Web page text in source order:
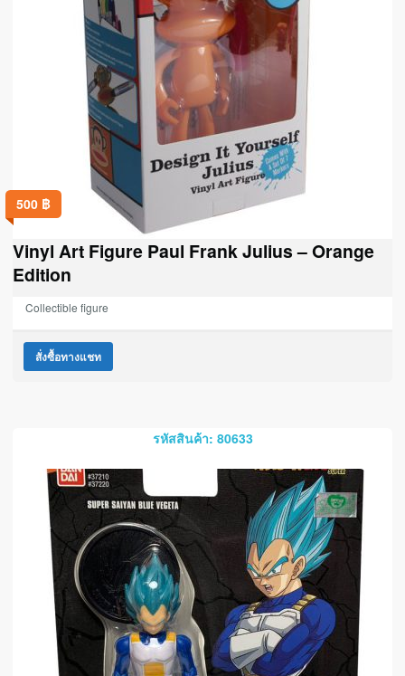
500 ฿
Vinyl Art Figure Paul Frank Julius – Orange
Edition
Collectible figure
สั่งซื้อทางแชท
รหัสสินค้า: 80633